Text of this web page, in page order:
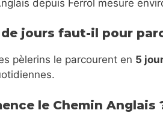
depuis Ferrol mesure
jours faut-il pour
pèlerins le parcourent en 5
le Chemin Anglais